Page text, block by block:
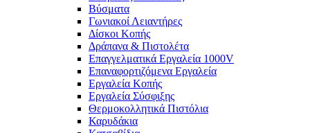
Βύσματα
Γωνιακοί Λειαντήρες
Δίσκοι Κοπής
Δράπανα & Πιστολέτα
Επαγγελματικά Εργαλεία 1000V
Επαναφορτιζόμενα Εργαλεία
Εργαλεία Κοπής
Εργαλεία Σύσφιξης
Θερμοκολλητικά Πιστόλια
Καρυδάκια